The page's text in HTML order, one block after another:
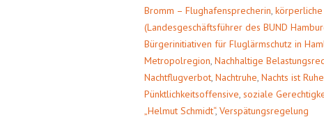
Bromm – Flughafensprecherin,
(Landesgeschäftsführer des BUND
Bürgerinitiativen für Fluglärmschutz in
Metropolregion, Nachhaltige
Nachtflugverbot, Nachtruhe, Nachts ist
Pünktlichkeitsoffensive, soziale
„Helmut Schmidt“, Verspätungsregelung